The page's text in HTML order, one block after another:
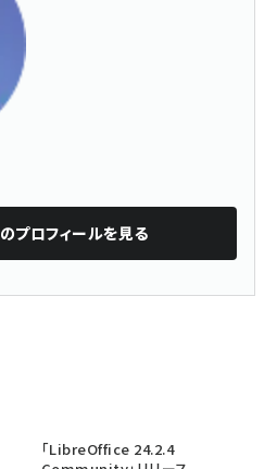
のプロフィールを見る
「LibreOffice 24.2.4